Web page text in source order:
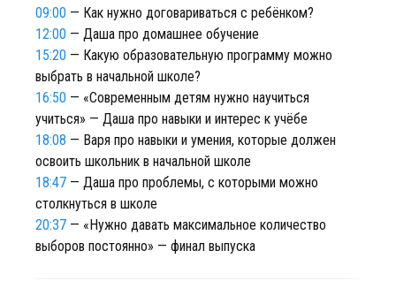
09:00 — Как нужно договариваться с ребёнком?
12:00 — Даша про домашнее обучение
15:20 — Какую образовательную программу можно
выбрать в начальной школе?
16:50 — «Современным детям нужно научиться
учиться» — Даша про навыки и интерес к учёбе
18:08 — Варя про навыки и умения, которые должен
освоить школьник в начальной школе
18:47 — Даша про проблемы, с которыми можно
столкнуться в школе
20:37 — «Нужно давать максимальное количество
выборов постоянно» — финал выпуска